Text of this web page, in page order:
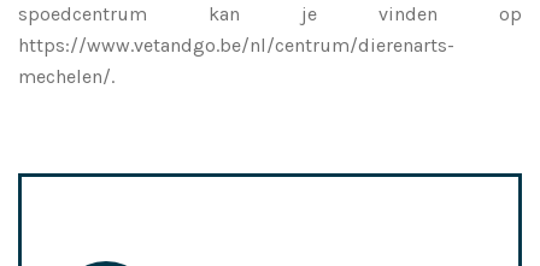
spoedcentrum kan je vinden op
https://www.vetandgo.be/nl/centrum/dierenarts-
mechelen/.